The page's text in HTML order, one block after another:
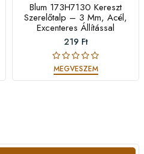
Blum 173H7130 Kereszt
Szerelőtalp – 3 Mm, Acél,
Excenteres Állítással
219 Ft
MEGVESZEM